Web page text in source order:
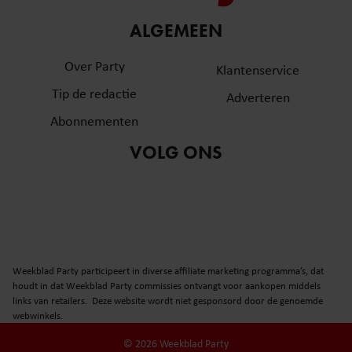
partners voor social media, adverteren en analyse. Deze
informatie die u aan ze heeft verstrekt of die ze hebben
verzameld op basis van uw gebruik van hun services. U
gebruiken.
ALGEMEEN
Over Party
Tip de redactie
Abonnementen
Klantenservice
Adverteren
VOLG ONS
Weekblad Party participeert in diverse affiliate marketing programma’s, dat
houdt in dat Weekblad Party commissies ontvangt voor aankopen middels
links van retailers. Deze website wordt niet gesponsord door de genoemde
webwinkels.
© 2026 Weekblad Party